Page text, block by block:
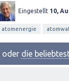
Eingestellt 10,
atomenergie
oder die